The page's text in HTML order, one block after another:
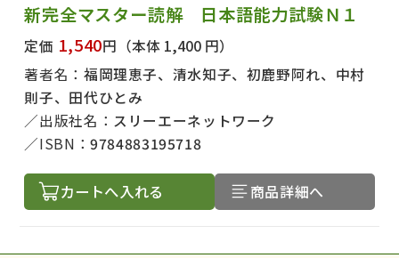
絞り込む
新完全マスター読解 日本語能力試験Ｎ１
定価 1,540円 （本体 1,400 円）
著者名： 福岡理恵子、清水知子、初鹿野阿れ、中村
則子、田代ひとみ
出版社名： スリーエーネットワーク
ISBN：9784883195718
カートへ入れる 商品詳細へ